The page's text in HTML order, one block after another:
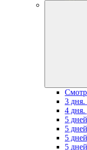
3
4
5
5
5
5